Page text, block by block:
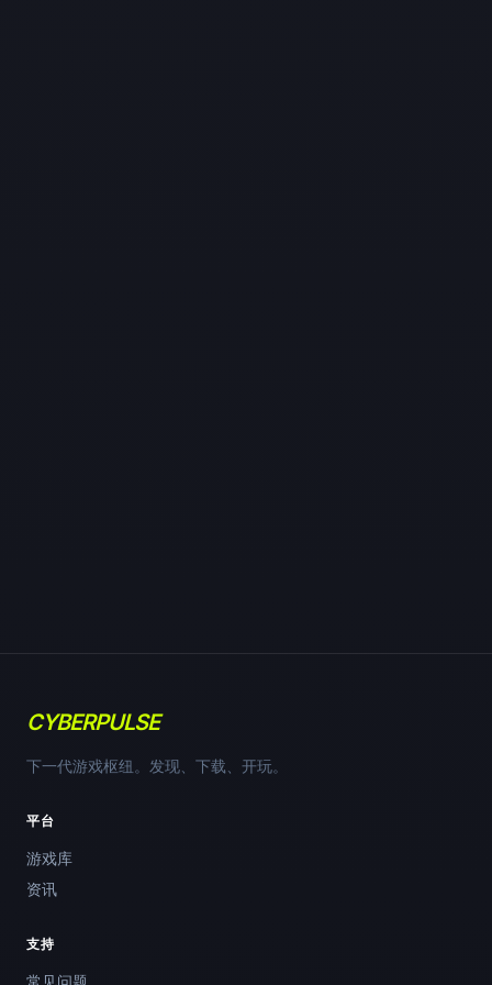
CYBERPULSE
下一代游戏枢纽。发现、下载、开玩。
平台
游戏库
资讯
支持
常见问题